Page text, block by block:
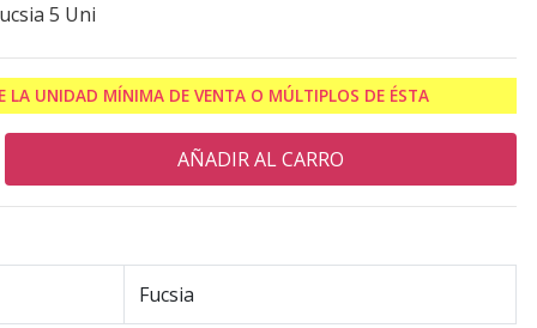
5 Uni
LA UNIDAD MÍNIMA DE VENTA O MÚLTIPLOS DE ÉSTA
Fucsia